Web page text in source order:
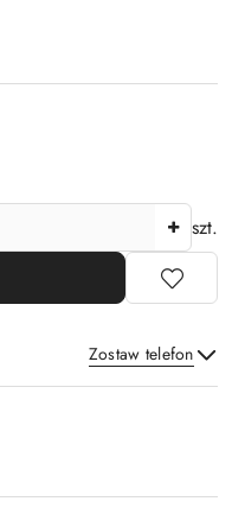
szt.
Zostaw telefon